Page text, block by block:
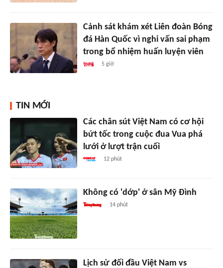
Cảnh sát khám xét Liên đoàn Bóng
đá Hàn Quốc vì nghi vấn sai phạm
trong bổ nhiệm huấn luyện viên
5 giờ
TIN MỚI
Các chân sút Việt Nam có cơ hội
bứt tốc trong cuộc đua Vua phá
lưới ở lượt trận cuối
12 phút
Không có 'dớp' ở sân Mỹ Đình
14 phút
Lịch sử đối đầu Việt Nam vs